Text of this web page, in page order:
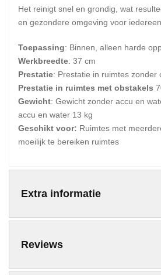
Het reinigt snel en grondig, wat
en gezondere omgeving voor iedereen.
Toepassing: Binnen, alleen harde
Werkbreedte: 37 cm
Prestatie: Prestatie in ruimtes zonder
Prestatie in ruimtes met obstakels
Gewicht: Gewicht zonder accu en
accu en water 13 kg
Geschikt voor: Ruimtes met
moeilijk te bereiken ruimtes
Extra informatie
Reviews